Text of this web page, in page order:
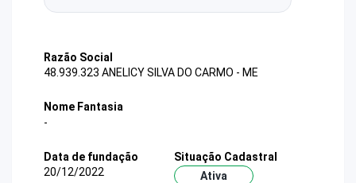
Razão Social
48.939.323 ANELICY SILVA DO CARMO - ME
Nome Fantasia
-
Data de fundação
20/12/2022
Situação Cadastral
Ativa